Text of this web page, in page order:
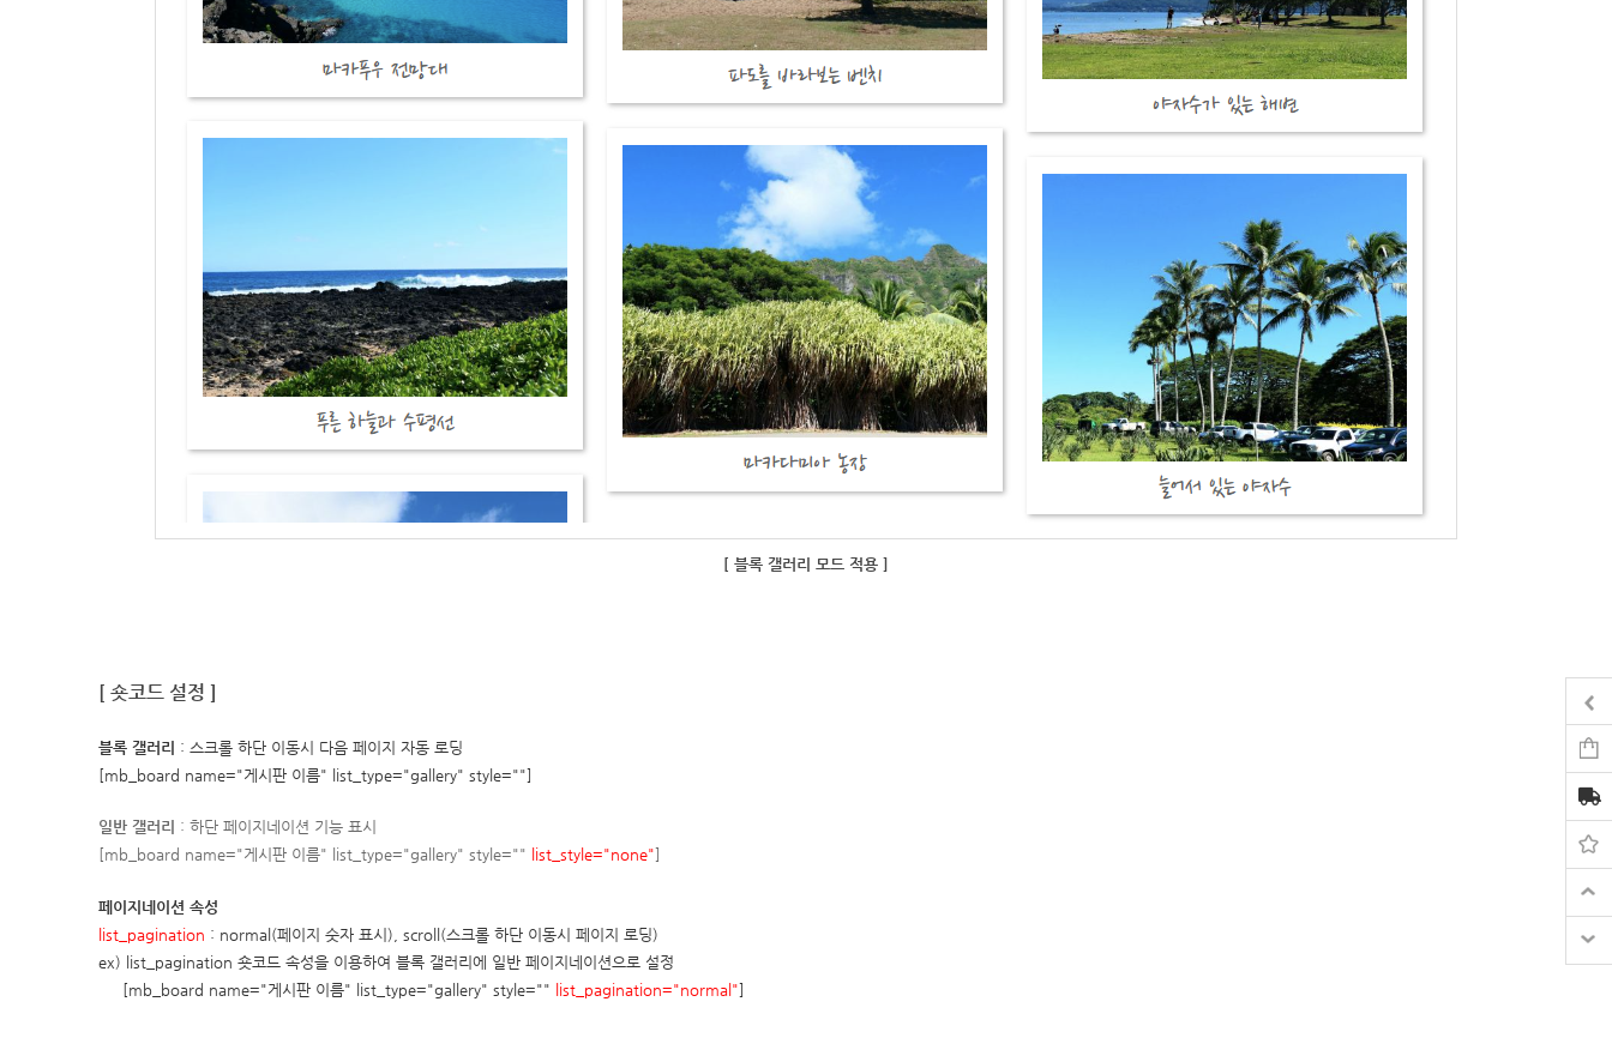
[ 블록 갤러리 모드 적용 ]
[ 숏코드 설정 ]
블록 갤러리 : 스크롤 하단 이동시 다음 페이지 자동 로딩
[mb_board name="게시판 이름" list_type="gallery" style=""]
일반 갤러리 : 하단 페이지네이션 기능 표시
[mb_board name="게시판 이름" list_type="gallery" style="" list_style="none"]
페이지네이션 속성
list_pagination : normal(페이지 숫자 표시), scroll(스크롤 하단 이동시 페이지 로딩)
ex) list_pagination 숏코드 속성을 이용하여 블록 갤러리에 일반 페이지네이션으로 설정
[mb_board name="게시판 이름" list_type="gallery" style="" list_pagination="normal"]